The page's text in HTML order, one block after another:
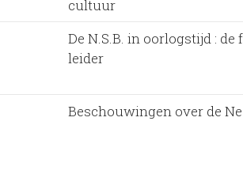
cultuur
De N.S.B. in oorlogstijd :
leider
Beschouwingen over de